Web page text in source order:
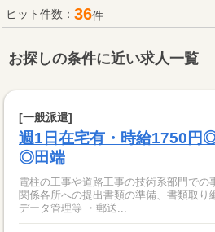
ヒット件数： 36件
お探しの条件に近い求人一覧
[一般派遣]
週1日在宅有・時給1750円
◎田端
電柱の工事や道路工事の技術系部門での
関係各所への提出書類の準備、書類取り
データ管理等 ・郵送...